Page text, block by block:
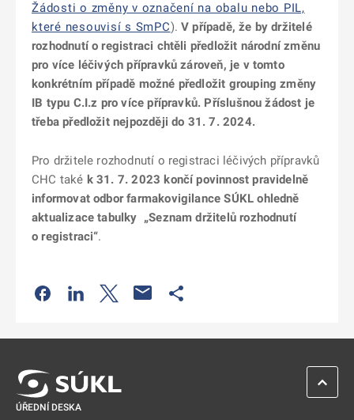
Žádosti o změny v označení na obalu nebo PIL,
které nesouvisí s SmPC).V případě, že by držitelé
rozhodnutí o registraci chtěli předložit národní změnu
pro více léčivých přípravků zároveň, je v tomto
konkrétním případě možné předložit grouping změny
IB typu C.I.z pro více přípravků. Příslušnou žádost je
třeba předložit nejpozději do 31. 7. 2024.
Pro držitele rozhodnutí o registraci léčivých přípravků
CHC také k 31. 7. 2023 končí povinnost pravidelně
informovat odbor farmakovigilance SÚKL ohledně
aktualizace tabulky „Seznam držitelů rozhodnutí
o registraci“.
Odkaz se otevře na nové kartě
Odkaz se otevře na nové kartě
Odkaz se otevře na nové kartě
ÚŘEDNÍ DESKA
ZPĚT